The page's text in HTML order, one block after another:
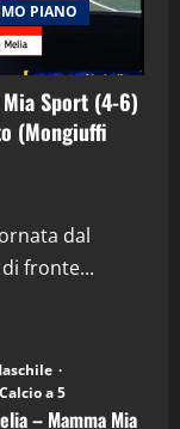
PIANO
Sport (4-6)
(Mongiuffi
dal
fronte...
a 5
– Mamma Mia
29^ Puntata
28^ Puntata